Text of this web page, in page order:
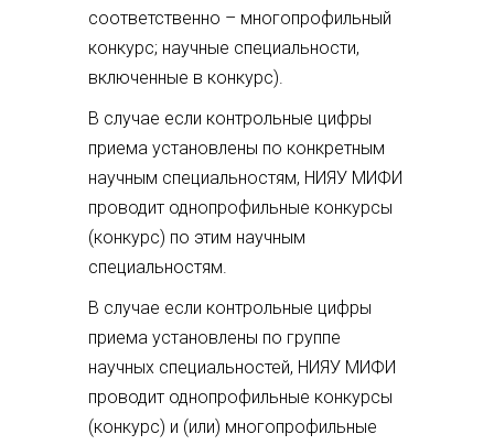
соответственно – многопрофильный
конкурс; научные специальности,
включенные в конкурс).
В случае если контрольные цифры
приема установлены по конкретным
научным специальностям, НИЯУ МИФИ
проводит однопрофильные конкурсы
(конкурс) по этим научным
специальностям.
В случае если контрольные цифры
приема установлены по группе
научных специальностей, НИЯУ МИФИ
проводит однопрофильные конкурсы
(конкурс) и (или) многопрофильные